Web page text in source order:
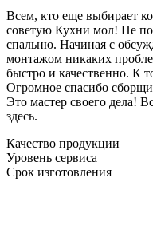
Всем, кто еще выбирает
советую Кухни мол! Не
спальню. Начиная с
монтажом никаких
быстро и качественно. К
Огромное спасибо
Это мастер своего дела!
здесь.
Качество продукции
Уровень сервиса
Срок изготовления